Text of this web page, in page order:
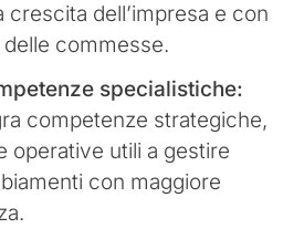
crescita dell’impresa e con
commesse.
specialistiche:
competenze strategiche,
operative utili a gestire
con maggiore